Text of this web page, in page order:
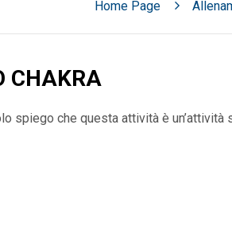
Home Page
CHAKRA
spiego che questa attività è un’attività